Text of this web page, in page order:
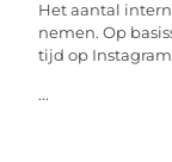
Het aantal
nemen. Op
tijd op
...